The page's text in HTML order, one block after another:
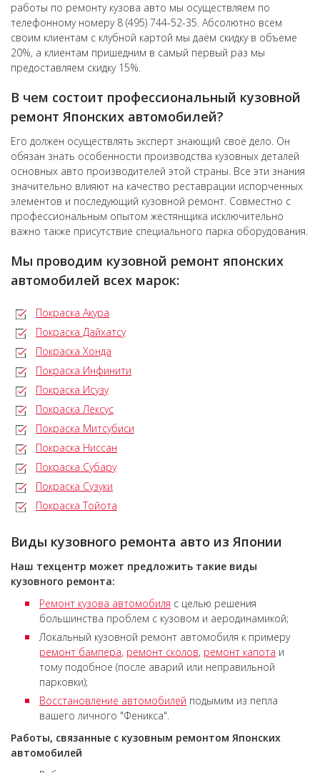
работы по ремонту кузова авто мы осуществляем по
телефонному номеру 8 (495) 744-52-35. Абсолютно всем
своим клиентам с клубной картой мы даём скидку в объеме
20%, а клиентам пришедним в самый первый раз мы
предоставляем скидку 15%.
В чем состоит профессиональный кузовной
ремонт Японских автомобилей?
Его должен осуществлять эксперт знающий своё дело. Он
обязан знать особенности производства кузовных деталей
основных авто производителей этой страны. Все эти знания
значительно влияют на качество реставрации испорченных
элементов и последующий кузовной ремонт. Совместно с
профессиональным опытом жестянщика исключительно
важно также присутствие специального парка оборудования.
Мы проводим кузовной ремонт японских
автомобилей всех марок:
Покраска Акура
Покраска Дайхатсу
Покраска Хонда
Покраска Инфинити
Покраска Исузу
Покраска Лексус
Покраска Митсубиси
Покраска Ниссан
Покраска Субару
Покраска Сузуки
Покраска Тойота
Виды кузовного ремонта авто из Японии
Наш техцентр может предложить такие виды
кузовного ремонта:
Ремонт кузова автомобиля с целью решения
большинства проблем с кузовом и аеродинамикой;
Локальный кузовной ремонт автомобиля к примеру
ремонт бампера, ремонт сколов, ремонт капота и
тому подобное (после аварий или неправильной
парковки);
Восстановление автомобилей подымим из пепла
вашего личного "Феникса".
Работы, связанные с кузовным ремонтом Японских
автомобилей